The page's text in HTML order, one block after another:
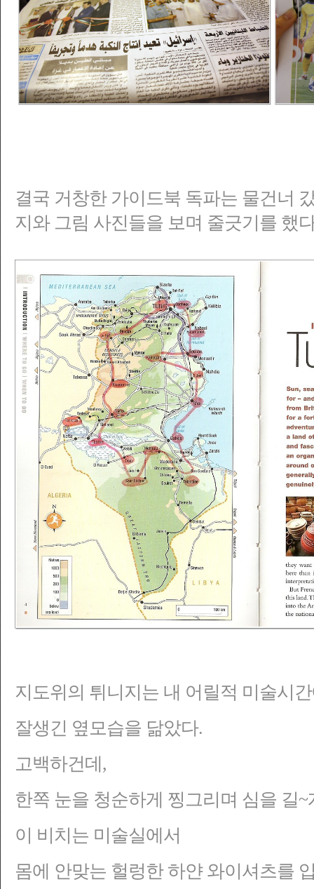
결국 거창한 가이드북 독파는 물건너
지와 그림 사진들을 보며 줄긋기를 했
지도위의 튀니지는 내 어릴적 미술시
잘생긴 옆모습을 닮았다.
고백하건데,
한쪽 눈을 청순하게 찡그리며 심을 길
이 비치는 미술실에서
몸에 안맞는 헐렁한 하얀 와이셔츠를